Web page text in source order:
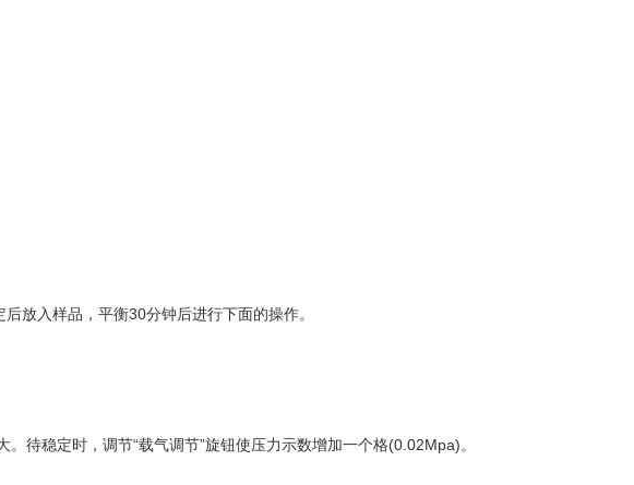
放入样品，平衡30分钟后进行下面的操作。
稳定时，调节“载气调节”旋钮使压力示数增加一个格(0.02Mpa)。